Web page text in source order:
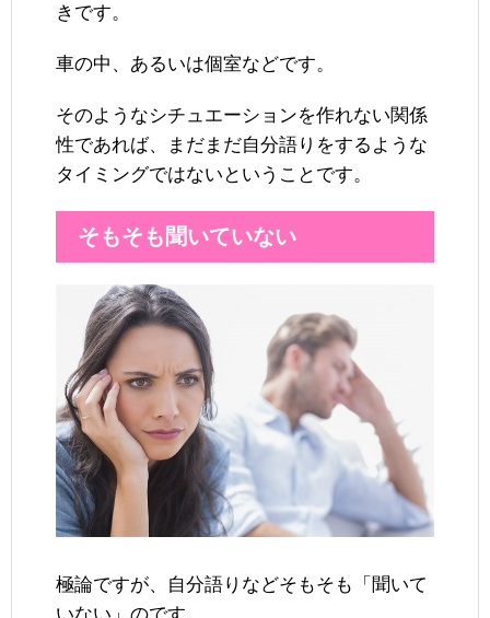
きです。
車の中、あるいは個室などです。
そのようなシチュエーションを作れない関係
性であれば、まだまだ自分語りをするような
タイミングではないということです。
そもそも聞いていない
極論ですが、自分語りなどそもそも「聞いて
いない」のです。